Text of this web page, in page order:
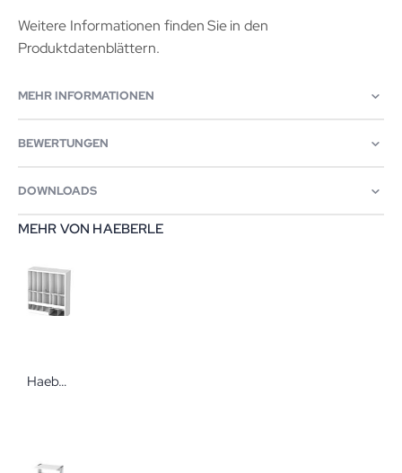
Weitere Informationen finden Sie in den
Produktdatenblättern.
MEHR INFORMATIONEN
BEWERTUNGEN
DOWNLOADS
MEHR VON HAEBERLE
Haeberle Compact Verbandmittelspender zur Wandmontage oder Montage am Vielzweckwagen